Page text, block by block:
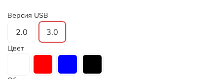
Версия USB
2.0 3.0
Цвет